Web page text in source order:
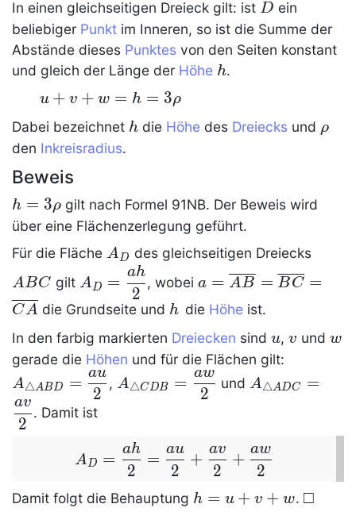
In einen gleichseitigen Dreieck gilt: ist D
D ein
beliebiger Punkt im Inneren, so ist die Summe der
Abstände dieses Punktes von den Seiten konstant
und gleich der Länge der Höhe h
h.
u+v+w
= h =
3\rho
u + v + w = h = 3ρ
Dabei bezeichnet h
h die Höhe des Dreiecks und \rho
ρ
den Inkreisradius.
Beweis
h =
3\rho
h = 3ρgilt nach Formel 91NB. Der Beweis wird
über eine Flächenzerlegung geführt.
Für die Fläche A_D
AD des gleichseitigen Dreiecks
ABC gilt A_D=\dfrac{ah}2
AD =
2
ah
, wobeia = AB = BC =
CA die Grundseite und h\,
h die Höhe ist.
In den farbig markierten Dreiecken sind u
u, v
v und w
w
gerade die Höhen und für die Flächen gilt:
A△ABD =
2
au
, A_{\triangle
CDB}=\dfrac{aw}2
A△CDB =
2
aw
und A_{\triangle
A△ADC =
2
av
. Damit ist
AD =
2
ah
=
2
au
+
2
av
+
2
aw
Damit folgt die Behauptung h =
h = u + v + w. \qed
□